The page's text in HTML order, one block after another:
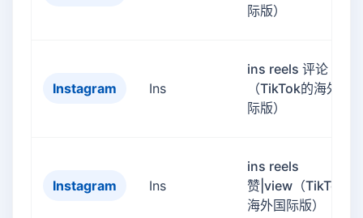
际版）
Instagram Ins
ins reels 评论
（TikTok的海外国
际版）
Instagram Ins
ins reels
赞|view（TikTok的
海外国际版）